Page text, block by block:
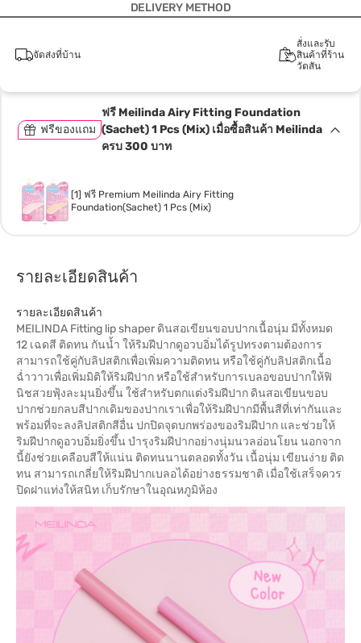
DELIVERY METHOD
จัดส่งที่บ้าน
สั่งและรับ
สินค้าที่ร้าน
วัตสัน
ฟรีของแถม
ฟรี Meilinda Airy Fitting Foundation
(Sachet) 1 Pcs (Mix) เมื่อซื้อสินค้า Meilinda
ครบ 300 บาท
[1] ฟรี Premium Meilinda Airy Fitting
Foundation(Sachet) 1 Pcs (Mix)
รายละเอียดสินค้า
รายละเอียดสินค้า
MEILINDA Fitting lip shaper ดินสอเขียนขอบปากเนื้อนุ่ม มีทั้งหมด
12 เฉดสี ติดทน กันน้ำ ให้ริมฝีปากดูอวบอิ่มได้รูปทรงตามต้องการ
สามารถใช้คู่กับลิปสติกเพื่อเพิ่มความติดทน หรือใช้คู่กับลิปสติกเนื้อ
ฉ่ำวาวเพื่อเพิ่มมิติให้ริมฝีปาก หรือใช้สำหรับการเบลอขอบปากให้ฟิ
นิชสวยฟุ้งละมุนยิ่งขึ้น ใช้สำหรับตกแต่งริมฝีปาก ดินสอเขียนขอบ
ปากช่วยกลบสีปากเดิมของปากเราเพื่อให้ริมฝีปากมีพื้นสีที่เท่ากันและ
พร้อมที่จะลงลิปสติกสีอื่น ปกปิดจุดบกพร่องของริมฝีปาก และช่วยให้
ริมฝีปากดูอวบอิ่มยิ่งขึ้น บำรุงริมฝีปากอย่างนุ่มนวลอ่อนโยน นอกจาก
นี้ยังช่วยเคลือบสีให้แน่น ติดทนนานตลอดทั้งวัน เนื้อนุ่ม เขียนง่าย ติด
ทน สามารถเกลี่ยให้ริมฝีปากเบลอได้อย่างธรรมชาติ เมื่อใช้เสร็จควร
ปิดฝาแท่งให้สนิท เก็บรักษาในอุณหภูมิห้อง